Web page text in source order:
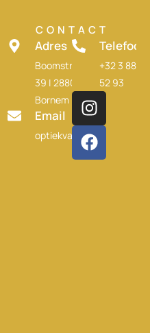
CONTACT
Adres
Boomstraat
39 | 2880
Bornem
Email
Telefoon
+32 3 889
52 93